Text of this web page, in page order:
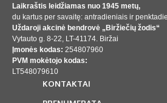
Laikraštis leidžiamas nuo 1945 metų,
du kartus per savaitę: antradieniais ir
Uždaroji akcinė bendrovė „Biržiečių žodis“
Vytauto g. 8-22, LT-41174. Biržai
Įmonės kodas: 254807960
PVM mokėtojo kodas:
LT548079610
KONTAKTAI